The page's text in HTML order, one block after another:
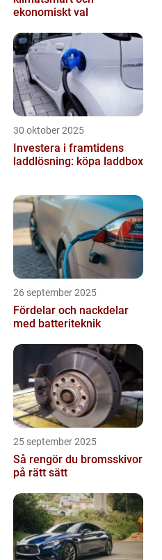
ekonomiskt val
30 oktober 2025
Investera i framtidens
laddlösning: köpa laddbox
26 september 2025
Fördelar och nackdelar
med batteriteknik
25 september 2025
Så rengör du bromsskivor
på rätt sätt